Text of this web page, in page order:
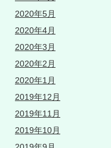
2020年5月
2020年4月
2020年3月
2020年2月
2020年1月
2019年12月
2019年11月
2019年10月